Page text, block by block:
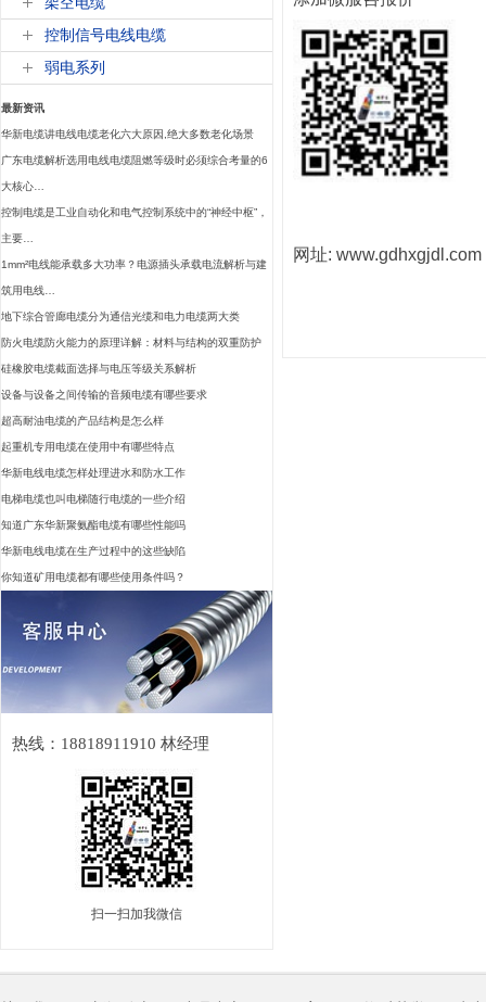
控制信号电线电缆
弱电系列
最新资讯
华新电缆讲电线电缆老化六大原因,绝大多数老化场景
广东电缆解析选用电线电缆阻燃等级时必须综合考量的6
大核心…
控制电缆是工业自动化和电气控制系统中的“神经中枢”，
主要…
1mm²电线能承载多大功率？电源插头承载电流解析与建
筑用电线…
地下综合管廊电缆分为通信光缆和电力电缆两大类
防火电缆防火能力的原理详解：材料与结构的双重防护
硅橡胶电缆截面选择与电压等级关系解析
设备与设备之间传输的音频电缆有哪些要求
超高耐油电缆的产品结构是怎么样
起重机专用电缆在使用中有哪些特点
华新电线电缆怎样处理进水和防水工作
电梯电缆也叫电梯随行电缆的一些介绍
知道广东华新聚氨酯电缆有哪些性能吗
华新电线电缆在生产过程中的这些缺陷
你知道矿用电缆都有哪些使用条件吗？
热线：18818911910 林经理
扫一扫加我微信
网址: www.gdhxgjdl.com